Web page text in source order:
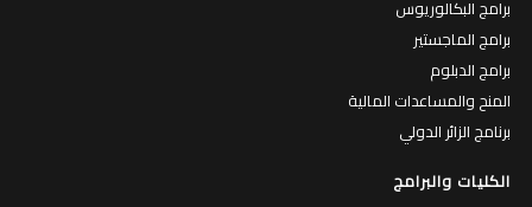
برامج البكالوريوس
برامج الماجستير
برامج الدبلوم
المنح والمساعدات المالية
برنامج الزائر الدولي
الكليات والبرامج